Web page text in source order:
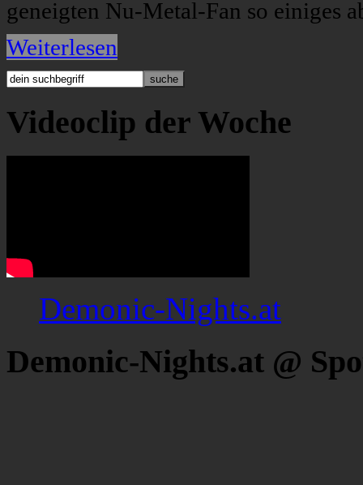
geneigten Nu-Metal-Fan so einiges
Weiterlesen
Videoclip der Woche
Demonic-Nights.at
Demonic-Nights.at @